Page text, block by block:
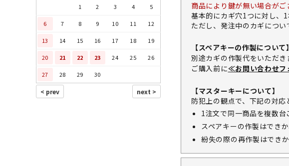
1
2 3 4 5
6 7 8 9 10 11 12
13 14 15 16 17 18 19
20 21 22 23 24 25 26
27 28 29 30
商品により鍵が無い場合が
基本的にカギ穴1つに対し、
ただし、発注中のカギについ
【スペアキーの作製について】
別途カギの作製代をいただき
ご購入前に≪お問い合わせ
【マスターキーについて】
防犯上の観点で、下記の対応
1注文で同一商品を複数台
スペアキーの作製はできか
紛失の際の再作製はできか